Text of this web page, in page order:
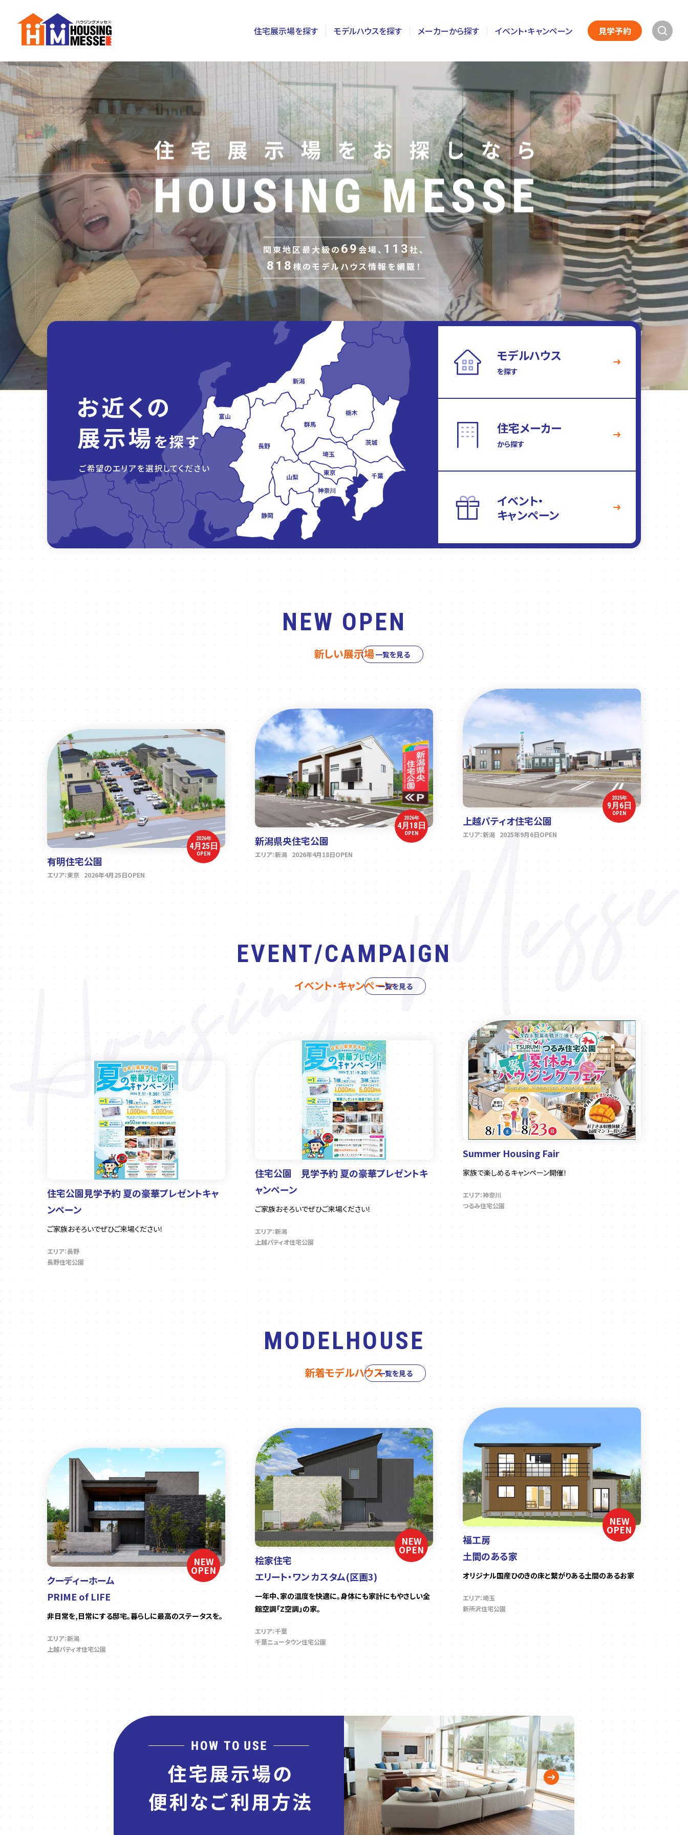
住宅展示場を探す
東京
埼玉
群馬
山梨
静岡
新潟
富山
モデルハウスを探す メーカーから探す イベント・キャンペーン 見学予約
関東地区最大級の69会場、 113社、
818棟のモデルハウス情報を網羅！
モデルハウス
を探す
住宅メーカー
から探す
イベント・
キャンペーン
NEW OPEN
新しい展示場一覧を見る
2026年
4月25日
OPEN
有明住宅公園
エリア：東京 2026年4月25日OPEN
2026年
4月18日
OPEN
新潟県央住宅公園
エリア：新潟 2026年4月18日OPEN
2025年
9月6日
OPEN
上越パティオ住宅公園
エリア：新潟 2025年9月6日OPEN
EVENT/CAMPAIGN
イベント・キャンペーン
住宅公園見学予約 夏の豪華プレゼントキャ
ンペーン
ご家族おそろいでぜひご来場ください！
エリア：長野
長野住宅公園
住宅公園 見学予約 夏の豪華プレゼントキ
ャンペーン
ご家族おそろいでぜひご来場ください！
エリア：新潟
上越パティオ住宅公園
Summer Housing Fair
家族で楽しめるキャンペーン開催！
エリア：神奈川
つるみ住宅公園
一覧を見る
MODELHOUSE
新着モデルハウス
NEW
OPEN
クーディーホーム
PRIME of LIFE
非日常を,日常にする邸宅。暮らしに最高のステータスを。
エリア：新潟
上越パティオ住宅公園
NEW
OPEN
桧家住宅
エリート・ワン カスタム(区画3)
一年中、家の温度を快適に。身体にも家計にもやさしい全
館空調「Z空調」の家。
エリア：千葉
千葉ニュータウン住宅公園
NEW
OPEN
福工房
土間のある家
オリジナル国産ひのきの床と繋がりある土間のあるお家
エリア：埼玉
新所沢住宅公園
一覧を見る